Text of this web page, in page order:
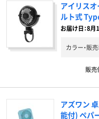
アイリス
ルト式
お届け日：8月
カラー・販
販売
アズワン
能付) ペパ